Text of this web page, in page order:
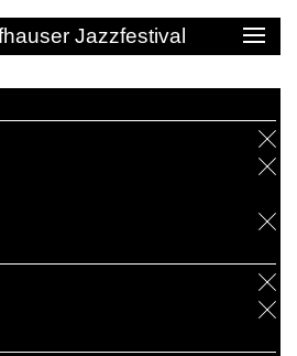
Jazzfestival